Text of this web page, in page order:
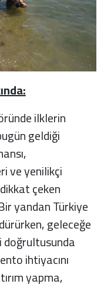
ilklerin
geldiği
ve yenilikçi
çeken
yandan Türkiye
geleceğe
ihtiyacını
yapma,